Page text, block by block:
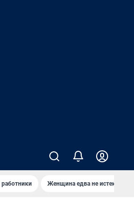
работники Женщина едва не истекла